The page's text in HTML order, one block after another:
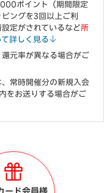
ポイント（期間限定
ングを3回以上ご利
定がされているなど所
詳しく見る
元率が異なる場合がご
常時開催分の新規入会
をお送りする場合がご